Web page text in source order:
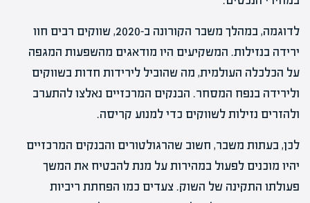
לדוגמה, במהלך משבר הקורונה ב-2020, שווקים רבים חוו
ירידה בנזילות. המשקיעים היו מודאגים מהשפעות המגפה
על הכלכלה העולמית, מה שהוביל לירידות חדות בשווקים
ולירידה בנפח המסחר. הבנקים המרכזיים נאלצו להתערב
ולהזרים נזילות לשווקים כדי למנוע קריסה.
לכן, בעתות משבר, חשוב שהרגולטורים והבנקים המרכזיים
יהיו מוכנים לפעול במהירות על מנת להבטיח את המשך
פעולתו התקינה של השוק. צעדים כמו הפחתת ריביות